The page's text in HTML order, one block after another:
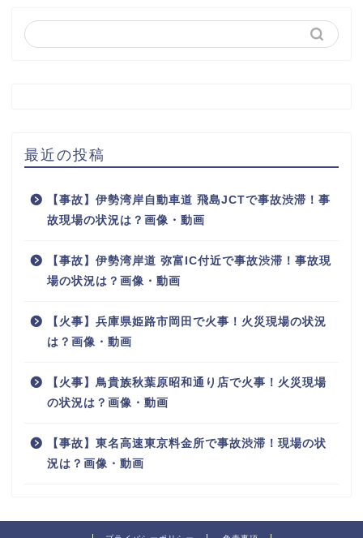
最近の投稿
【事故】伊勢湾岸自動車道 飛島JCTで事故渋滞！事
故現場の状況は？画像・動画
【事故】伊勢湾岸道 弥富IC付近で事故渋滞！事故現
場の状況は？画像・動画
【火事】兵庫県姫路市岡田で火事！火災現場の状況
は？画像・動画
【火事】鳥貴族秋葉原昭和通り店で火事！火災現場
の状況は？画像・動画
【事故】東名高速東京料金所で事故渋滞！現場の状
況は？画像・動画